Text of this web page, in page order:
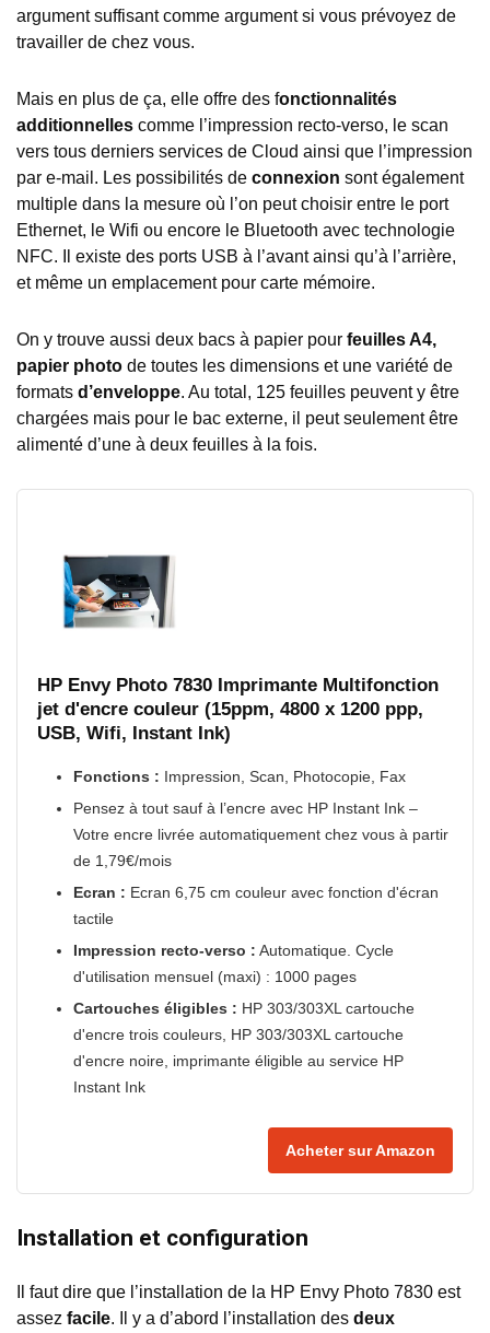
argument suffisant comme argument si vous prévoyez de
travailler de chez vous.
Mais en plus de ça, elle offre des fonctionnalités
additionnelles comme l’impression recto-verso, le scan
vers tous derniers services de Cloud ainsi que l’impression
par e-mail. Les possibilités de connexion sont également
multiple dans la mesure où l’on peut choisir entre le port
Ethernet, le Wifi ou encore le Bluetooth avec technologie
NFC. Il existe des ports USB à l’avant ainsi qu’à l’arrière,
et même un emplacement pour carte mémoire.
On y trouve aussi deux bacs à papier pour feuilles A4,
papier photo de toutes les dimensions et une variété de
formats d’enveloppe. Au total, 125 feuilles peuvent y être
chargées mais pour le bac externe, il peut seulement être
alimenté d’une à deux feuilles à la fois.
HP Envy Photo 7830 Imprimante Multifonction
jet d'encre couleur (15ppm, 4800 x 1200 ppp,
USB, Wifi, Instant Ink)
Fonctions : Impression, Scan, Photocopie, Fax
Pensez à tout sauf à l’encre avec HP Instant Ink –
Votre encre livrée automatiquement chez vous à partir
de 1,79€/mois
Ecran : Ecran 6,75 cm couleur avec fonction d'écran
tactile
Impression recto-verso : Automatique. Cycle
d'utilisation mensuel (maxi) : 1000 pages
Cartouches éligibles : HP 303/303XL cartouche
d'encre trois couleurs, HP 303/303XL cartouche
d'encre noire, imprimante éligible au service HP
Instant Ink
Acheter sur Amazon
Installation et configuration
Il faut dire que l’installation de la HP Envy Photo 7830 est
assez facile. Il y a d’abord l’installation des deux